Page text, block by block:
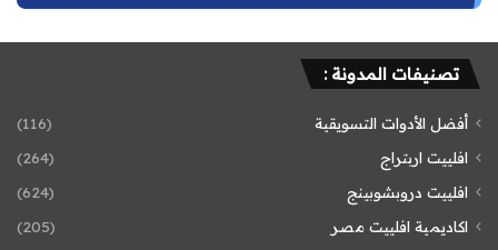
تصنيفات المدونة :
أفضل الأدوات التسويقية
(116)
افلييت اربتراج
(264)
افلييت دروبشوبينج
(624)
اكاديمية افلييت مصر
(205)